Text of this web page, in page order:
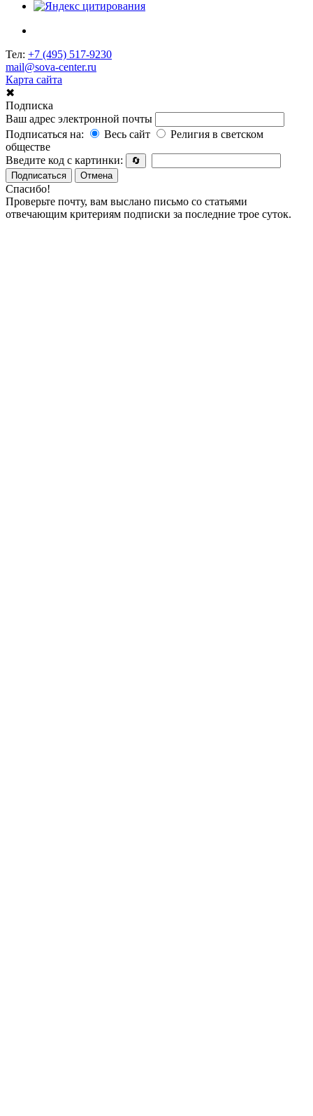
Тел: +7 (495) 517-9230
mail@sova-center.ru
Карта сайта
✖
Подписка
Ваш адрес электронной почты
Подписаться на:
Весь сайт
Религия в светском
обществе
Введите код с картинки:
🔄
Подписаться
Отмена
Спасибо!
Проверьте почту, вам выслано письмо со статьями
отвечающим критериям подписки за последние трое суток.